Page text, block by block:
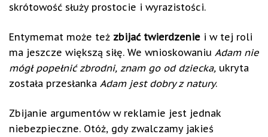
skrótowość służy prostocie i wyrazistości.
Entymemat może też zbijać twierdzenie i w tej roli
ma jeszcze większą siłę. We wnioskowaniu Adam nie
mógł popełnić zbrodni, znam go od dziecka, ukryta
została przesłanka Adam jest dobry z natury.
Zbijanie argumentów w reklamie jest jednak
niebezpieczne. Otóż, gdy zwalczamy jakieś